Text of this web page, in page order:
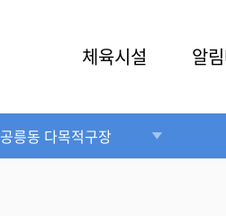
체육시설
알
공릉동 다목적구장